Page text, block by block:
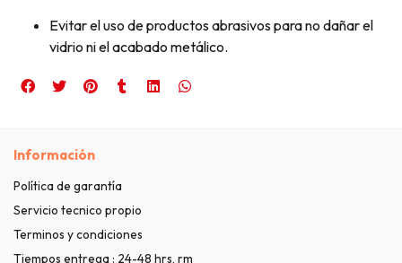
Evitar el uso de productos abrasivos para no dañar el
vidrio ni el acabado metálico.
Información
Política de garantía
Servicio tecnico propio
Terminos y condiciones
Tiempos entrega : 24-48 hrs, rm